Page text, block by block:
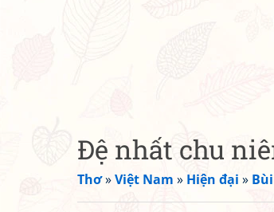
Đệ nhất chu
Thơ»Việt Nam » Hiện đại »